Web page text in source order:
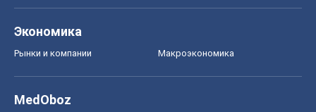
Экономика
Рынки и компании Mакроэкономика
MedOboz